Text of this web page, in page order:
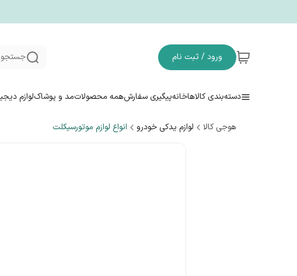
ورود / ثبت نام جستجو
دسته‌بندی کالاهاخانهپیگیری سفارشهمه محصولاتمد و پوشاکلوازم
هوجی کالا لوازم یدکی خودرو انواع لوازم موتورسیکلت